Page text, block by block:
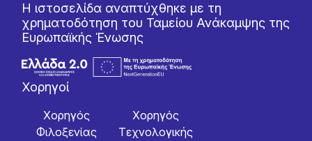
Η ιστοσελίδα αναπτύχθηκε με τη
χρηματοδότηση του Ταμείου Ανάκαμψης της
Ευρωπαϊκής Ένωσης
Χορηγοί
Χορηγός
Φιλοξενίας
Χορηγός
Tεχνολογικής